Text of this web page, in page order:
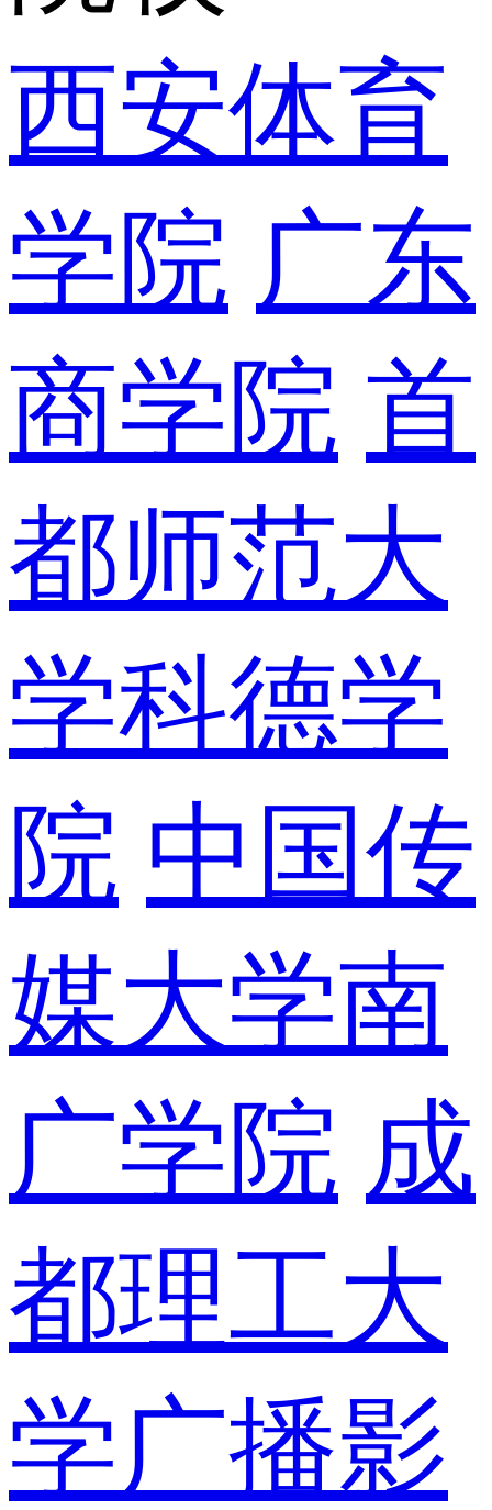
西安体育
学院 广东
商学院 首
都师范大
学科德学
院 中国传
媒大学南
广学院 成
都理工大
学广播影